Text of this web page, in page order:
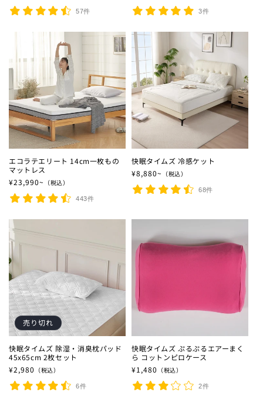
57件 3件
エコラテエリート 14cm一枚もの
マットレス
通常価格
¥23,990~ （税込）
443件
快眠タイムズ 冷感ケット
通常価格
¥8,880~ （税込）
68件
売り切れ
快眠タイムズ 除湿・消臭枕パッド
45x65cm 2枚セット
通常価格
¥2,980 （税込）
6件
快眠タイムズ ぷるぷるエアーまく
ら コットンピロケース
通常価格
¥1,480 （税込）
2件